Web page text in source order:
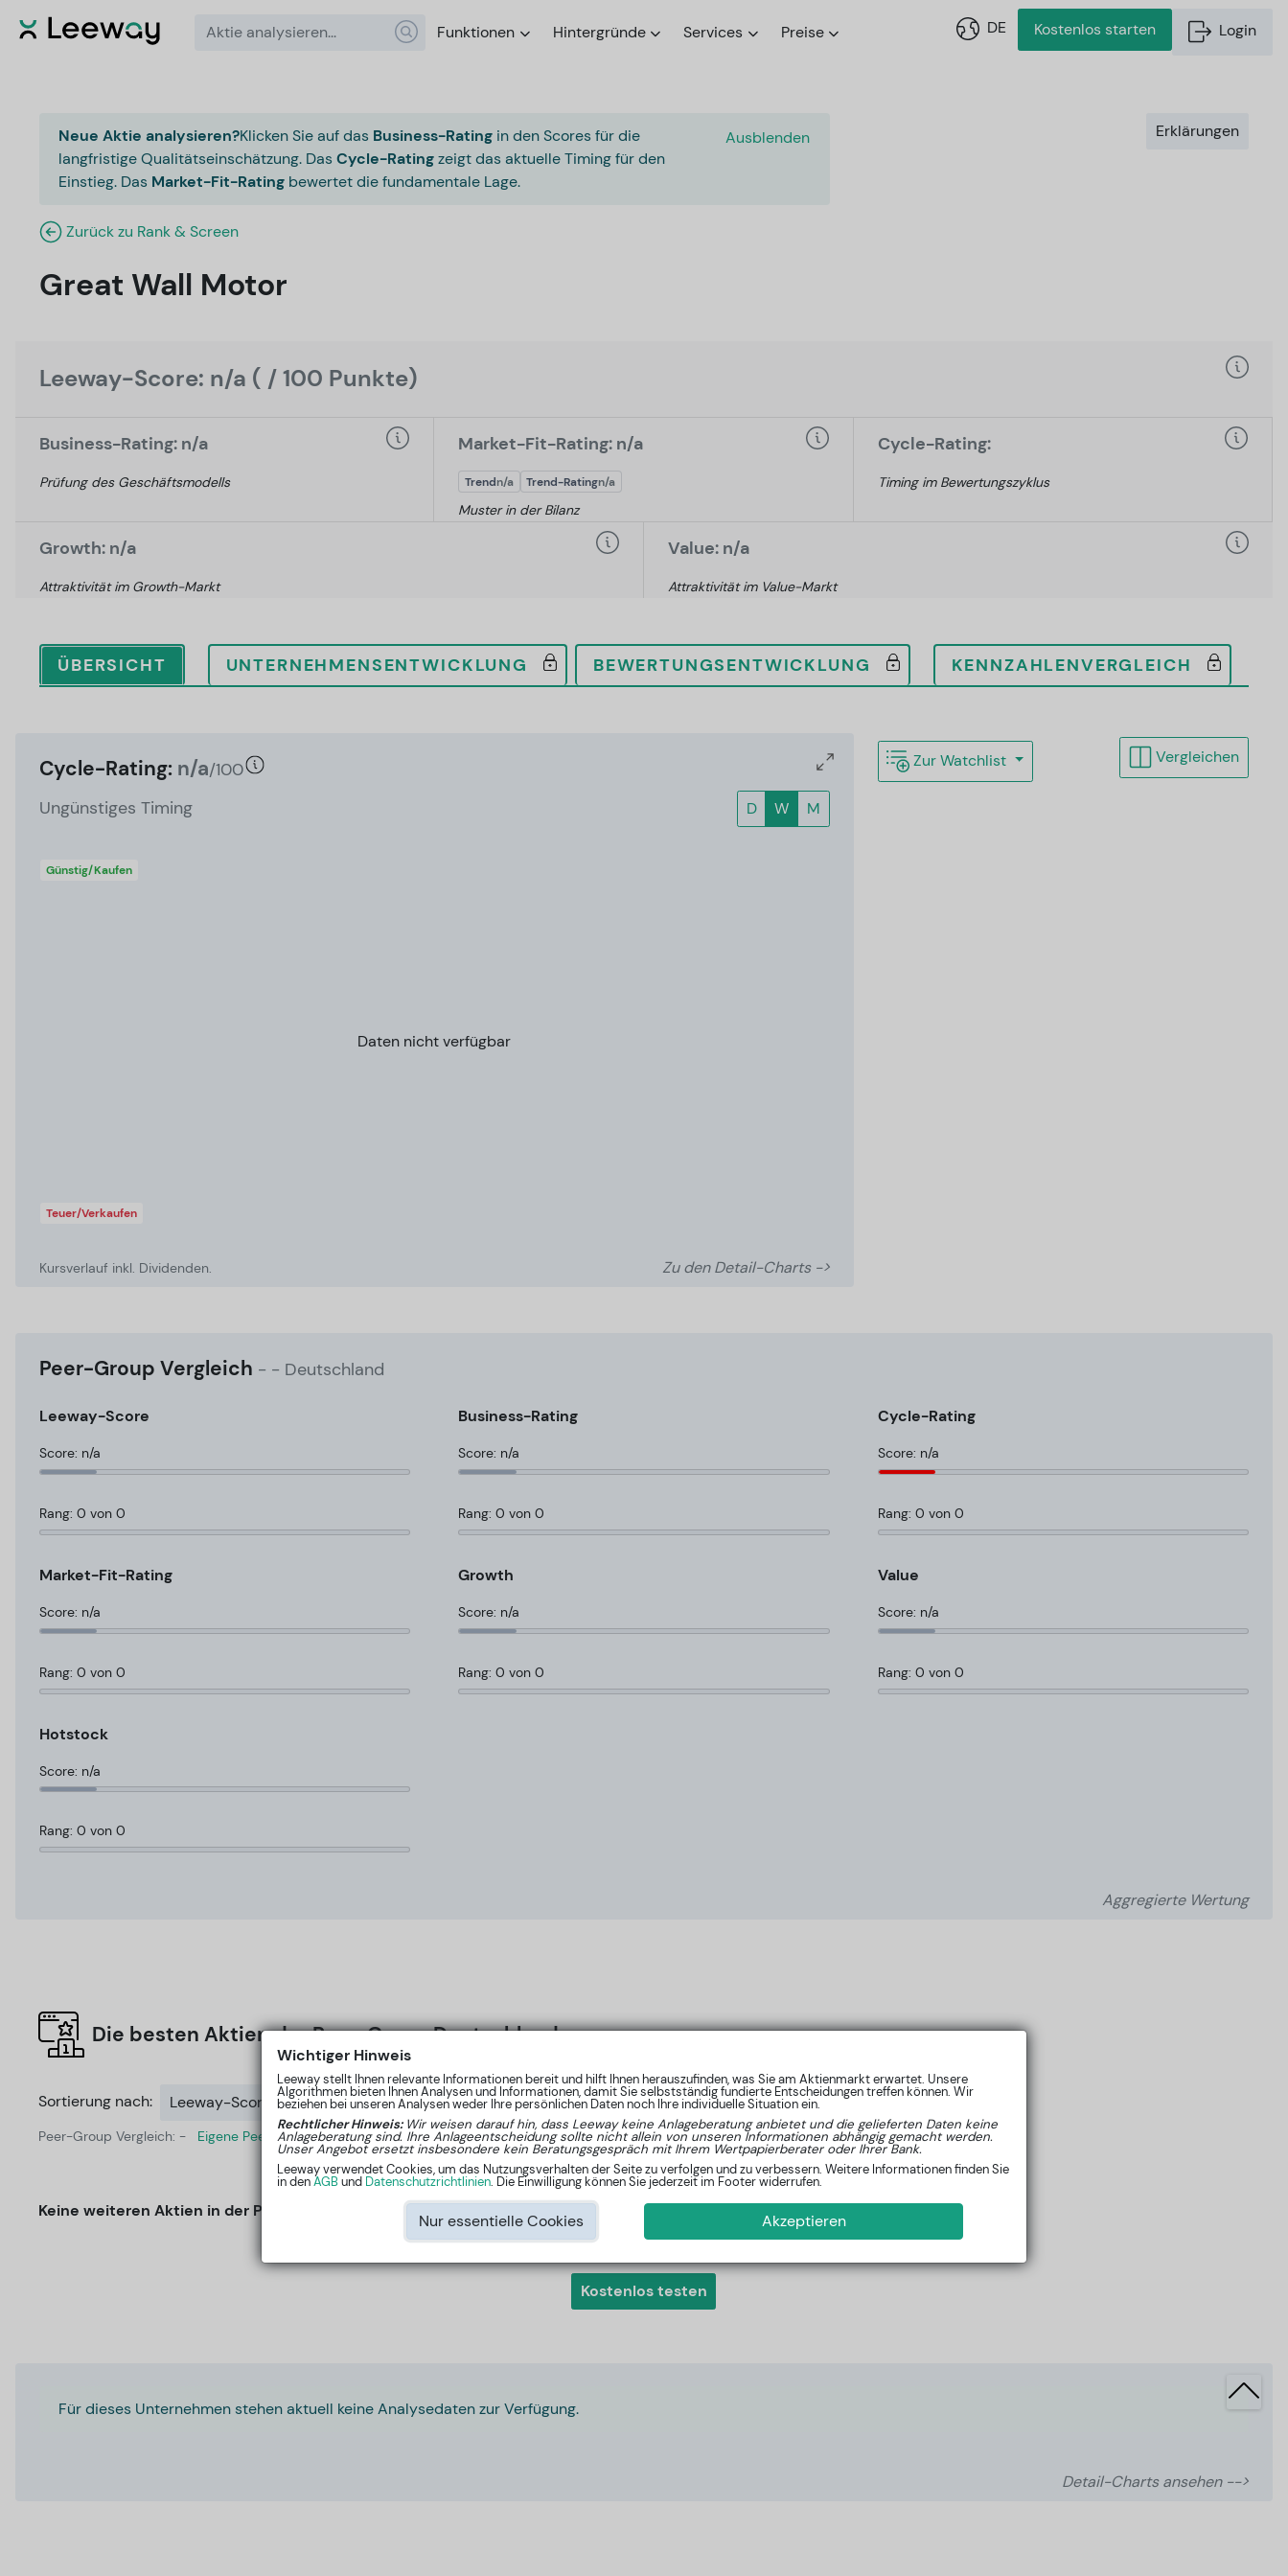
Funktionen Hintergründe Services Preise DE Kostenlos starten Login
Neue Aktie analysieren?Klicken Sie auf das Business-Rating in den Scores für die
langfristige Qualitätseinschätzung. DasCycle-Ratingzeigt das aktuelle Timing für den
Einstieg. Das Market-Fit-Rating bewertet die fundamentale Lage.
Ausblenden
Zurück zu Rank & Screen
Great Wall Motor
Erklärungen
Leeway-Score: n/a ( / 100 Punkte)
Business-Rating: n/a
Prüfung des Geschäftsmodells
Market-Fit-Rating: n/a
Trendn/a Trend-Ratingn/a
Muster in der Bilanz
Cycle-Rating:
Timing im Bewertungszyklus
Growth: n/a
Attraktivität im Growth-Markt
Value: n/a
Attraktivität im Value-Markt
ÜBERSICHT UNTERNEHMENSENTWICKLUNG BEWERTUNGSENTWICKLUNG KENNZAHLENVERGLEICH
Cycle-Rating: n/a/100
Ungünstiges Timing
D W M
Günstig/Kaufen
Teuer/Verkaufen
Daten nicht verfügbar
Kursverlauf inkl. Dividenden. Zu den Detail-Charts ->
Zur Watchlist Vergleichen
Peer-Group Vergleich - - Deutschland
Leeway-Score
Score: n/a
Rang: 0 von 0
Business-Rating
Score: n/a
Rang: 0 von 0
Cycle-Rating
Score: n/a
Rang: 0 von 0
Market-Fit-Rating
Score: n/a
Rang: 0 von 0
Growth
Score: n/a
Rang: 0 von 0
Value
Score: n/a
Rang: 0 von 0
Hotstock
Score: n/a
Rang: 0 von 0
Aggregierte Wertung
Die besten Aktien der Peer-GroupDeutschland
Sortierung nach: Leeway-Score
Peer-Group Vergleich: - Eigene Peer-Group erstellen
Mehr anzeigen
Keine weiteren Aktien in der Peer-Group
Interessiert an den besten Aktien außerhalb vom DAX?
Kostenlos testen
Für dieses Unternehmen stehen aktuell keine Analysedaten zur Verfügung.
Detail-Charts ansehen -->
Wichtiger Hinweis
Leeway stellt Ihnen relevante Informationen bereit und hilft Ihnen herauszufinden, was Sie am Aktienmarkt erwartet. Unsere
Algorithmen bieten Ihnen Analysen und Informationen, damit Sie selbstständig fundierte Entscheidungen treffen können. Wir
beziehen bei unseren Analysen weder Ihre persönlichen Daten noch Ihre individuelle Situation ein.
Rechtlicher Hinweis: Wir weisen darauf hin, dass Leeway keine Anlageberatung anbietet und die gelieferten Daten keine
Anlageberatung sind. Ihre Anlageentscheidung sollte nicht allein von unseren Informationen abhängig gemacht werden.
Unser Angebot ersetzt insbesondere kein Beratungsgespräch mit Ihrem Wertpapierberater oder Ihrer Bank.
Leeway verwendet Cookies, um das Nutzungsverhalten der Seite zu verfolgen und zu verbessern. Weitere Informationen finden Sie
in denAGBund Datenschutzrichtlinien. Die Einwilligung können Sie jederzeit im Footer widerrufen.
Nur essentielle Cookies Akzeptieren